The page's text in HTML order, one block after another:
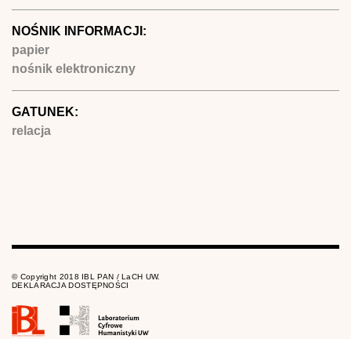
NOŚNIK INFORMACJI:
papier
nośnik elektroniczny
GATUNEK:
relacja
© Copyright 2018 IBL PAN / LaCH UW.
DEKLARACJA DOSTĘPNOŚCI